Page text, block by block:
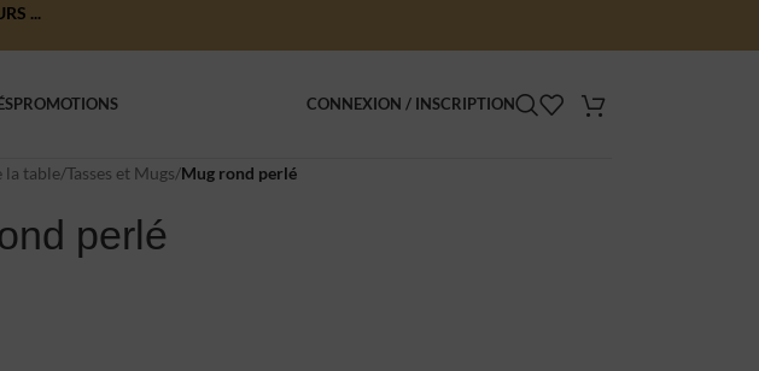
...
PROMOTIONS CONNEXION / INSCRIPTION
la table/Tasses et Mugs/Mug rond perlé
perlé